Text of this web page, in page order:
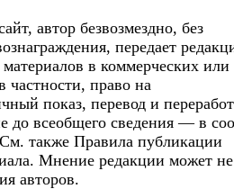
автор безвозмездно, без
передает
в коммерческих или
частности, право на
показ, перевод и
до всеобщего сведения — в
также Правила публикации
Мнение редакции может не
авторов.